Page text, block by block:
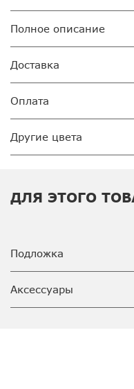
Полное описание
Доставка
Оплата
Другие цвета
ДЛЯ ЭТОГО
Подложка
Аксессуары